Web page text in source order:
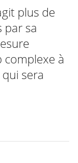
plus de
par sa
à
sera